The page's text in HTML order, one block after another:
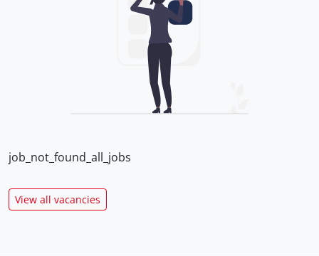
job_not_found_all_jobs
View all vacancies